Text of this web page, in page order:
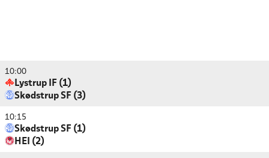
10:00
Lystrup IF (1)
Skødstrup SF (3)
10:15
Skødstrup SF (1)
HEI (2)